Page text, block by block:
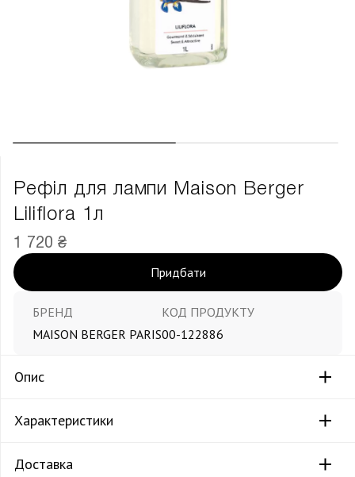
Рефіл для лампи Maison Berger
Liliflora 1л
1 720 ₴
Придбати
БРЕНД
MAISON BERGER PARIS
КОД ПРОДУКТУ
00-122886
Опис
Характеристики
Доставка